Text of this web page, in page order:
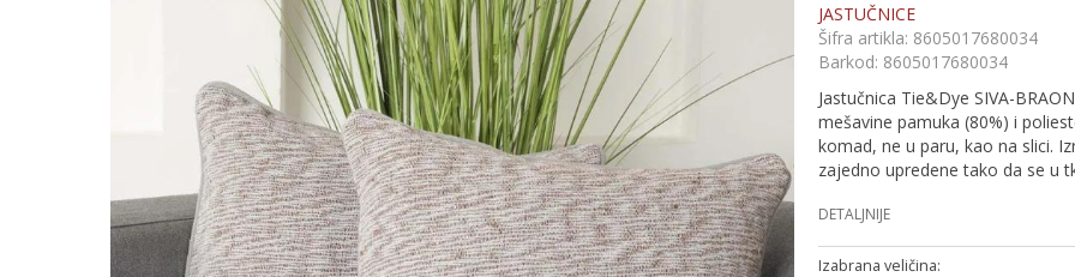
JASTUČNICE
Šifra artikla: 8605017680034
Barkod: 8605017680034
Jastučnica Tie&Dye SIVA-
mešavine pamuka (80%) i
komad, ne u paru, kao na slici.
zajedno upredene tako da se u
DETALJNIJE
Izabrana veličina: